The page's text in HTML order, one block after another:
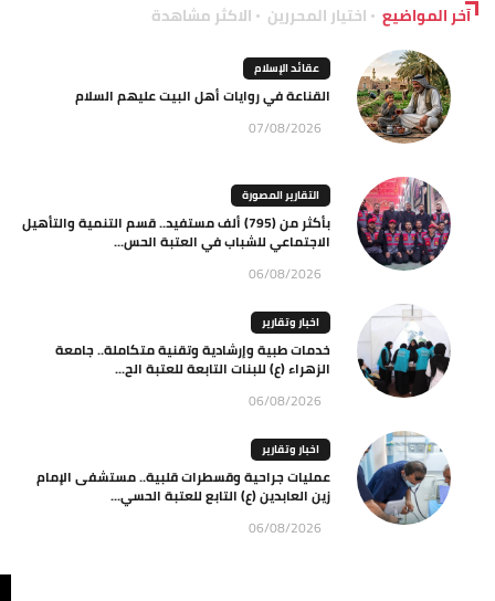
آخر المواضيع اختيار المحررين الاكثر مشاهدة
عقائد الإسلام
القناعة في روايات أهل البيت عليهم السلام
07/08/2026
التقارير المصورة
بأكثر من (795) ألف مستفيد.. قسم التنمية والتأهيل
الاجتماعي للشباب في العتبة الحس...
06/08/2026
اخبار وتقارير
خدمات طبية وإرشادية وتقنية متكاملة.. جامعة
الزهراء (ع) للبنات التابعة للعتبة الح...
06/08/2026
اخبار وتقارير
عمليات جراحية وقسطرات قلبية.. مستشفى الإمام
زين العابدين (ع) التابع للعتبة الحسي...
06/08/2026